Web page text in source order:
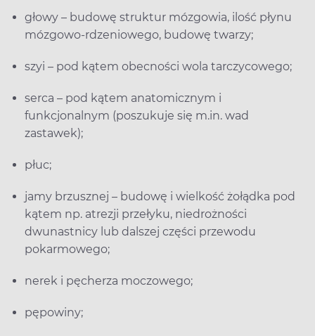
głowy – budowę struktur mózgowia, ilość płynu
mózgowo-rdzeniowego, budowę twarzy;
szyi – pod kątem obecności wola tarczycowego;
serca – pod kątem anatomicznym i
funkcjonalnym (poszukuje się m.in. wad
zastawek);
płuc;
jamy brzusznej – budowę i wielkość żołądka pod
kątem np. atrezji przełyku, niedrożności
dwunastnicy lub dalszej części przewodu
pokarmowego;
nerek i pęcherza moczowego;
pępowiny;